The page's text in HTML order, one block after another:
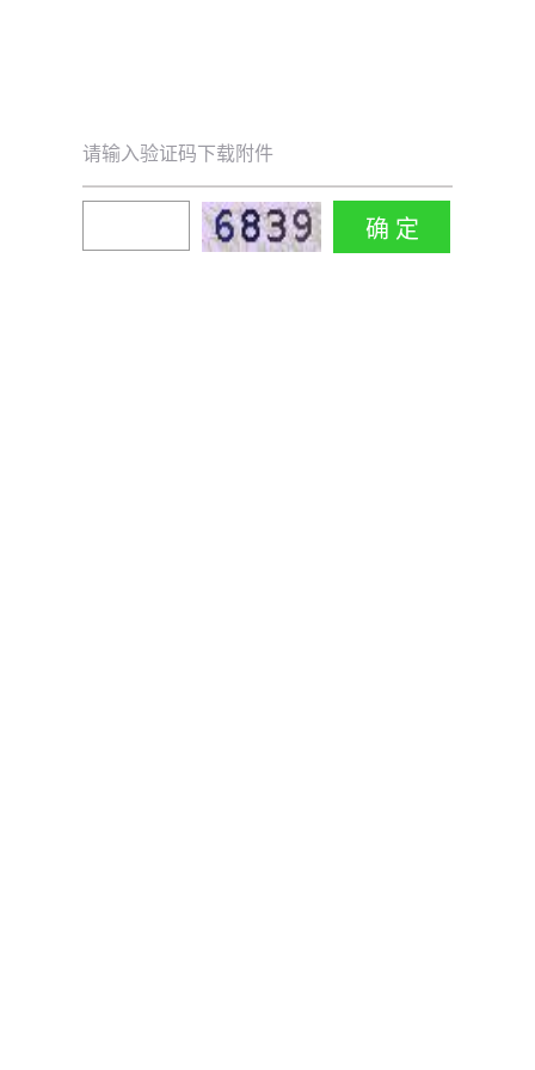
请输入验证码下载附件